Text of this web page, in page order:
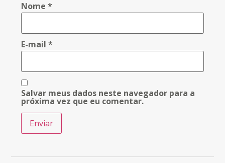
Nome*
E-mail*
Salvar meus dados neste navegador para a
próxima vez que eu comentar.